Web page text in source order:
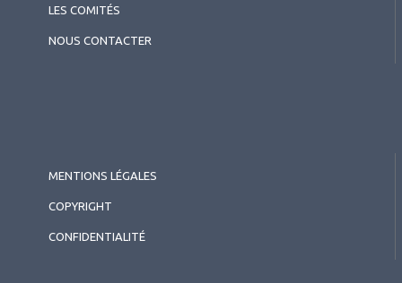
Multifocale : Cas Clinique
LES COMITÉS
NOUS CONTACTER
MENTIONS LÉGALES
COPYRIGHT
CONFIDENTIALITÉ